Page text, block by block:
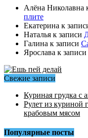
Алёна Николавна
плите
Екатерина к
Наталья к записи
Галина к записи
Ярослава к записи
Свежие записи
Куриная грудка с
Рулет из куриной
крабовым мясом
Популярные посты